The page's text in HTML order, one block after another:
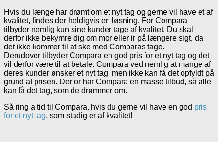
Hvis du længe har drømt om et nyt tag og gerne vil have et af
kvalitet, findes der heldigvis en løsning. For Compara
tilbyder nemlig kun sine kunder tage af kvalitet. Du skal
derfor ikke bekymre dig om mor eller ir på længere sigt, da
det ikke kommer til at ske med Comparas tage.
Derudover tilbyder Compara en god pris for et nyt tag og det
vil derfor være til at betale. Compara ved nemlig at mange af
deres kunder ønsker et nyt tag, men ikke kan få det opfyldt på
grund af prisen. Derfor har Compara en masse tilbud, så alle
kan få det tag, som de drømmer om.
Så ring altid til Compara, hvis du gerne vil have en god pris
for et nyt tag, som stadig er af kvalitet!